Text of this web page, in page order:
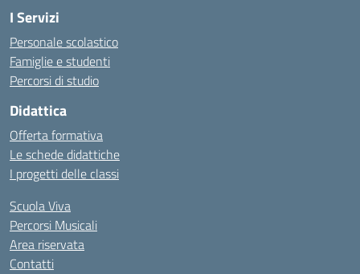
I Servizi
Personale scolastico
Famiglie e studenti
Percorsi di studio
Didattica
Offerta formativa
Le schede didattiche
I progetti delle classi
Scuola Viva
Percorsi Musicali
Area riservata
Contatti